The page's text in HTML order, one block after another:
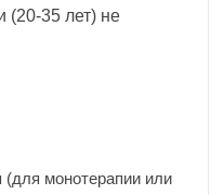
35 лет) не
(для монотерапии или